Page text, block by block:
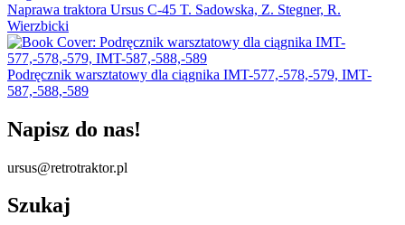
Naprawa traktora Ursus C-45 T. Sadowska, Z. Stegner, R.
Wierzbicki
Podręcznik warsztatowy dla ciągnika IMT-577,-578,-579, IMT-
587,-588,-589
Napisz do nas!
ursus@retrotraktor.pl
Szukaj